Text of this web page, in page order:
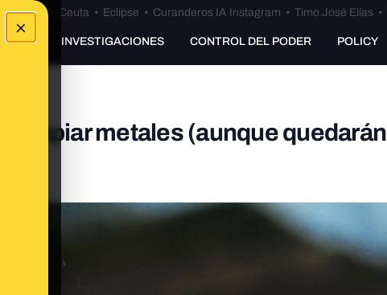
×
•Bulos Ceuta • Eclipse • Curanderos IA Instagram • Timo José Elías •
INVESTIGACIONES CONTROL DEL PODER POLICY
limpiar metales (aunque quedarán